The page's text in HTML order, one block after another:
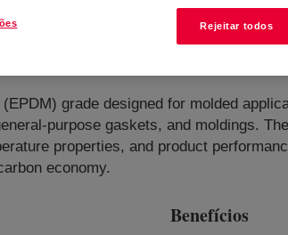
grade designed for molded
purpose gaskets, and moldings.
properties, and product
economy.
Benefícios
Rejeitar todos